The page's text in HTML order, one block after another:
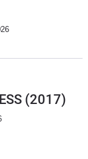
(2017)